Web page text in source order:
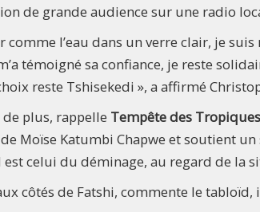
de grande audience sur une radio
comme l’eau dans un verre clair, je
témoigné sa confiance, je reste
reste Tshisekedi », a affirmé
plus, rappelle Tempête des
Moïse Katumbi Chapwe et soutient
celui du déminage, au regard de la
côtés de Fatshi, commente le